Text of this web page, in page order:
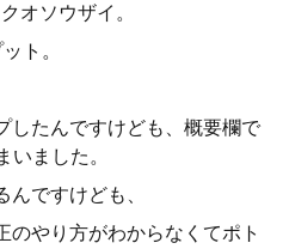
オソウザイ。
ト。
したんですけども、概要欄で
いました。
ですけども、
のやり方がわからなくてポト